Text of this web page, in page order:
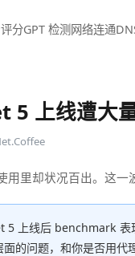
分GPT 检测网络连通
5 上线遭大
用里却状况百出。这一
5 上线后 benchmark 表
的问题，和你是否用代